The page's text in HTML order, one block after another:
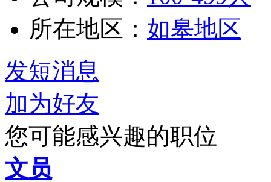
所在地区： 如皋地区
发短消息
加为好友
您可能感兴趣的职位
文员